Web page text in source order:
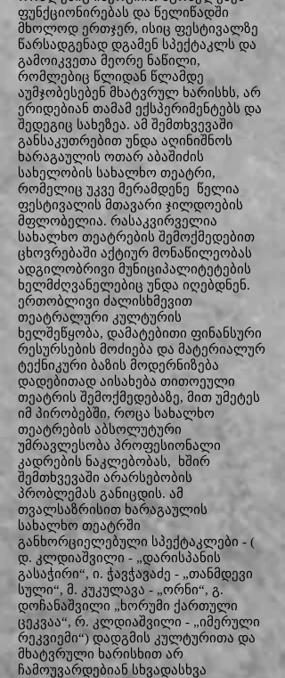
ფუნქციონირებას და წელიწადში
მხოლოდ ერთჯერ, ისიც ფესტივალზე
წარსადგენად დგამენ სპექტაკლს და
გამოიკვეთა მეორე ნაწილი,
რომლებიც წლიდან წლამდე
აუმჯობესებენ მხატვრულ ხარისხს, არ
ერიდებიან თამამ ექსპერიმენტებს და
შედეგიც სახეზეა. ამ შემთხვევაში
განსაკუთრებით უნდა აღინიშნოს
ხარაგაულის ოთარ აბაშიძის
სახელობის სახალხო თეატრი,
რომელიც უკვე მერამდენე წელია
ფესტივალის მთავარი ჯილდოების
მფლობელია. რასაკვირველია
სახალხო თეატრების შემოქმედებით
ცხოვრებაში აქტიურ მონაწილეობას
ადგილობრივი მუნიციპალიტეტების
ხელმძღვანელებიც უნდა იღებდნენ.
ერთობლივი ძალისხმევით
თეატრალური კულტურის
ხელშეწყობა, დამატებითი ფინანსური
რესურსების მოძიება და მატერიალურ
ტექნიკური ბაზის მოდერნიზება
დადებითად აისახება თითოეული
თეატრის შემოქმედებაზე, მით უმეტეს
იმ პირობებში, როცა სახალხო
თეატრების აბსოლუტური
უმრავლესობა პროფესიონალი
კადრების ნაკლებობას, ხშირ
შემთხვევაში არარსებობის
პრობლემას განიცდის. ამ
თვალსაზრისით ხარაგაულის
სახალხო თეატრში
განხორციელებული სპექტაკლები - (
დ. კლდიაშვილი - „დარისპანის
გასაჭირი“, ი. ჭავჭავაძე - „თანმდევი
სული“, მ. კუკულავა - „ორნი“, გ.
დოჩანაშვილი „ხორუმი ქართული
ცეკვაა“, რ. კლდიაშვილი - „იმერული
რეკვიემი“) დადგმის კულტურითა და
მხატვრული ხარისხით არ
ჩამოუვარდებიან სხვადასხვა